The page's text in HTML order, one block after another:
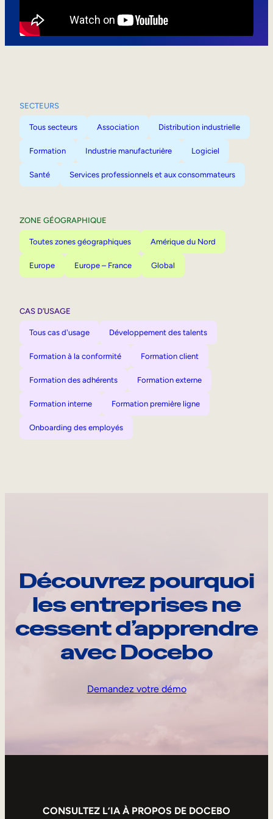
SECTEURS
Tous secteurs Association Distribution industrielle
Formation Industrie manufacturière Logiciel
Santé Services professionnels et aux consommateurs
ZONE GÉOGRAPHIQUE
Toutes zones géographiques Amérique du Nord
Europe Europe – France Global
CAS D’USAGE
Tous cas d'usage Développement des talents
Formation à la conformité Formation client
Formation des adhérents Formation externe
Formation interne Formation première ligne
Onboarding des employés
Découvrez pourquoi
les entreprises ne
cessent d’apprendre
avec Docebo
Demandez votre démo
CONSULTEZ L’IA À PROPOS DE DOCEBO